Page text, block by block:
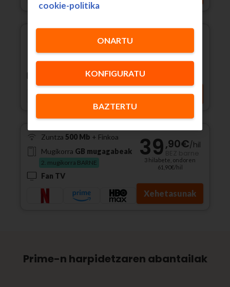
+ Finkoa
MugikorraGB mugagabeak
2. mugikorra BARNE
39BEZ barne
3 hilabete, ondoren
Xehetasunak
Zuntza 500 Mb + Finkoa
Mugikorra GB mugagabeak
2. mugikorra BARNE
Fan TV
39,90€/hil
3 hilabete, ondoren
61,90€/hil
Xehetasunak
Prime-n harpidetzaren abantailak
cookie-politika
KONFIGURATU
BAZTERTU
ONARTU